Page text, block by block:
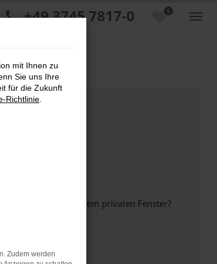
0
+49 3745 7817-0
Browser oder in einem privaten Fenster?
mit Ihnen zu
Sie uns Ihre
für die Zukunft
Richtlinie
Zudem werden